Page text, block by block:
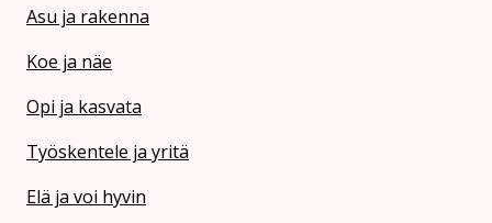
Asu ja rakenna
Koe ja näe
Opi ja kasvata
Työskentele ja yritä
Elä ja voi hyvin